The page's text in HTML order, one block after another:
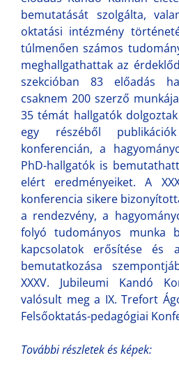
bemutatását szolgálta,
oktatási intézmény
túlmenően számos
meghallgathattak az
szekcióban 83 előadás
csaknem 200 szerző
35 témát hallgatók
egy részéből
konferencián, a
PhD-hallgatók is
elért eredményeiket. A
konferencia sikere
a rendezvény, a
folyó tudományos munka
kapcsolatok erősítése és
bemutatkozása
XXXV. Jubileumi Kandó
valósult meg a IX. Trefort
Felsőoktatás-pedagógiai
További részletek és képek: